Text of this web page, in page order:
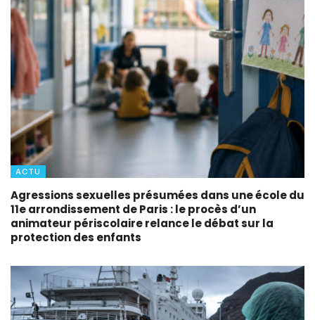
ACTU
Agressions sexuelles présumées dans une école du
11e arrondissement de Paris : le procès d’un
animateur périscolaire relance le débat sur la
protection des enfants